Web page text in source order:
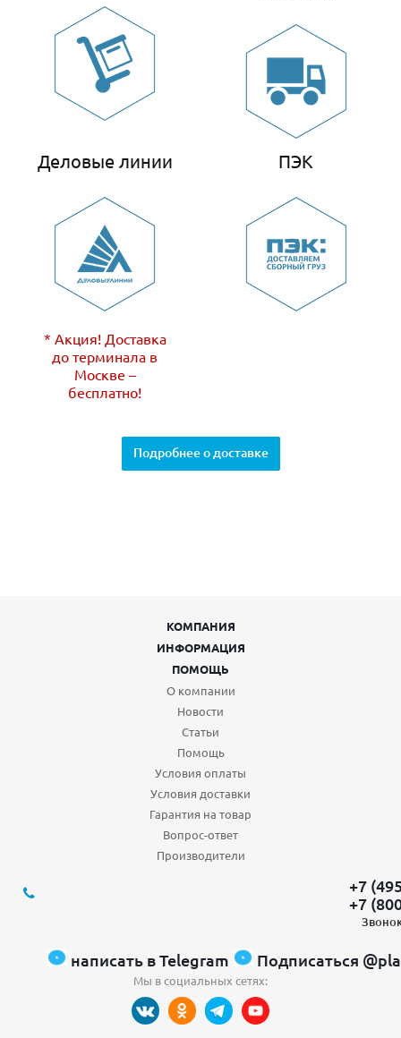
Деловые линии
* Акция! Доставка
до терминала в
Москве –
бесплатно!
ПЭК
Подробнее о доставке
КОМПАНИЯ
ИНФОРМАЦИЯ
ПОМОЩЬ
О компании
Новости
Статьи
Помощь
Условия оплаты
Условия доставки
Гарантия на товар
Вопрос-ответ
Производители
+7
+7
написать в Telegram Подписаться
Мы в социальных сетях: